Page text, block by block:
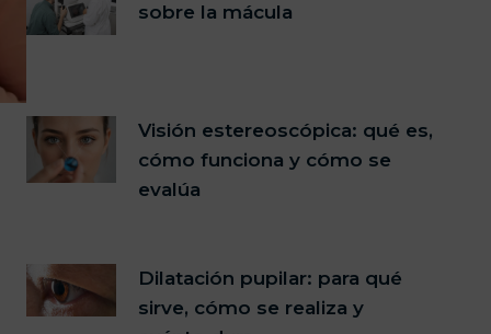
sobre la mácula
Visión estereoscópica: qué es,
cómo funciona y cómo se
evalúa
Dilatación pupilar: para qué
sirve, cómo se realiza y